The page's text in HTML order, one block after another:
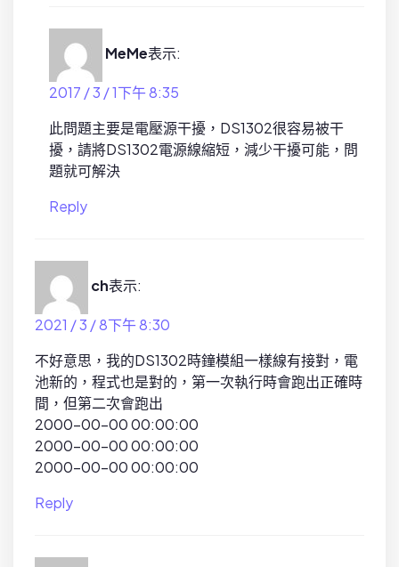
MeMe表示:
2017 / 3 / 1下午 8:35
此問題主要是電壓源干擾，DS1302很容易被干
擾，請將DS1302電源線縮短，減少干擾可能，問
題就可解決
Reply
ch表示:
2021 / 3 / 8下午 8:30
不好意思，我的DS1302時鐘模組一樣線有接對，電
池新的，程式也是對的，第一次執行時會跑出正確時
間，但第二次會跑出
2000-00-00 00:00:00
2000-00-00 00:00:00
2000-00-00 00:00:00
Reply